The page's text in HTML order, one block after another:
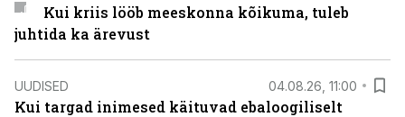
Kui kriis lööb meeskonna kõikuma, tuleb
juhtida ka ärevust
UUDISED 04.08.26, 11:00
Kui targad inimesed käituvad ebaloogiliselt